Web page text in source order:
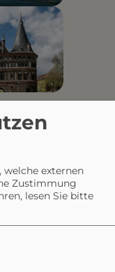
Orte
Orte
in
welche externen
Zustimmung
lesen Sie bitte